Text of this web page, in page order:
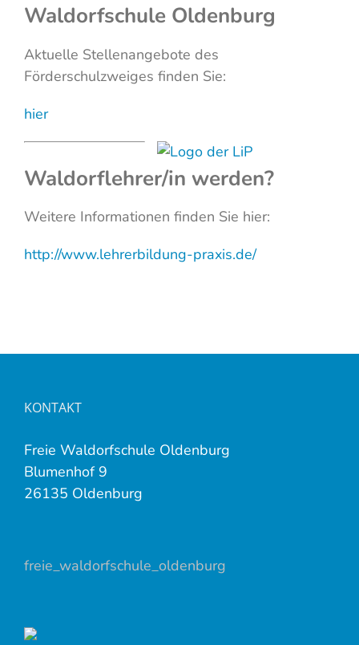
Waldorfschule Oldenburg
Aktuelle Stellenangebote des
Förderschulzweiges finden Sie:
hier
Waldorflehrer/in werden?
Weitere Informationen finden Sie hier:
http://www.lehrerbildung-praxis.de/
KONTAKT
Freie Waldorfschule Oldenburg
Blumenhof 9
26135 Oldenburg
freie_waldorfschule_oldenburg